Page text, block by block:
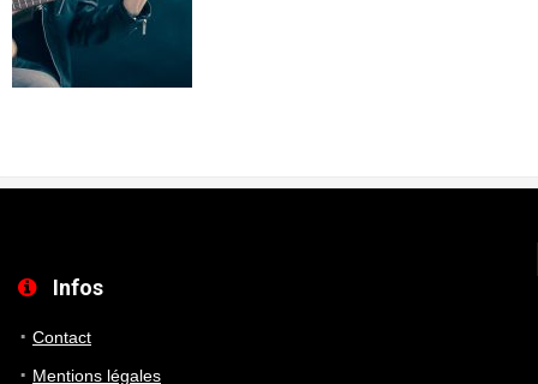
Infos
Contact
Mentions légales